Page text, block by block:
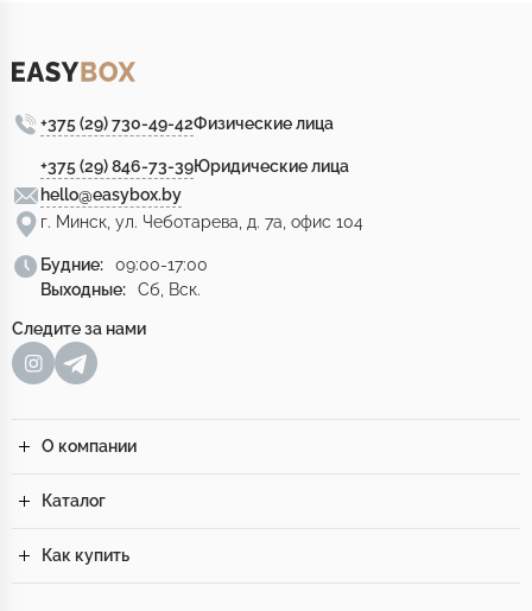
+375 (29) 730-49-42Физические лица
+375 (29) 846-73-39Юридические лица
hello@easybox.by
г. Минск, ул. Чеботарева, д. 7а, офис 104
Будние:
09:00-17:00
Выходные:
Сб, Вск.
Следите за нами
О компании
Каталог
Как купить